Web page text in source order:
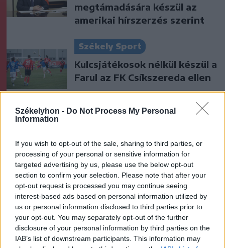
Székelyhon - Do Not Process My Personal
Information
If you wish to opt-out of the sale, sharing to third parties, or
processing of your personal or sensitive information for
targeted advertising by us, please use the below opt-out
section to confirm your selection. Please note that after your
opt-out request is processed you may continue seeing
interest-based ads based on personal information utilized by
us or personal information disclosed to third parties prior to
your opt-out. You may separately opt-out of the further
disclosure of your personal information by third parties on the
IAB’s list of downstream participants. This information may
megtámadására készül az
amerikai hírszerzés szerint
Székely Sport
Kulcsjátékosok nélkül készül a
Farul az FK Csíkszereda ellen
Nőileg
„doktoriját” végeztem el az
epilepsziámmal
A rovat további cikkei